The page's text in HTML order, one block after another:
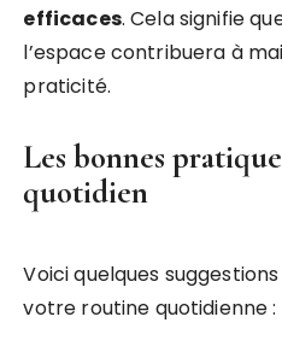
efficaces. Cela signifie
l’espace contribuera à
praticité.
Les bonnes
quotidien
Voici quelques
votre routine quotidienne :